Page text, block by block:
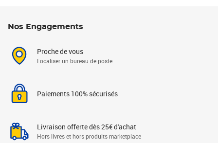
Nos Engagements
Proche de vous
Localiser un bureau de poste
Paiements 100% sécurisés
Livraison offerte dès 25€ d'achat
Hors livres et hors produits marketplace